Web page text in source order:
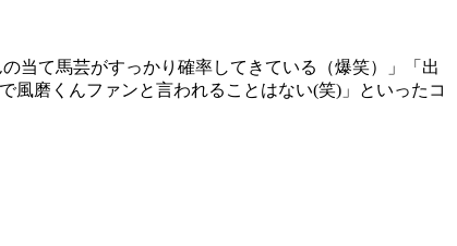
当て馬芸がすっかり確率してきている（爆笑）」「出
風磨くんファンと言われることはない(笑)」といったコ